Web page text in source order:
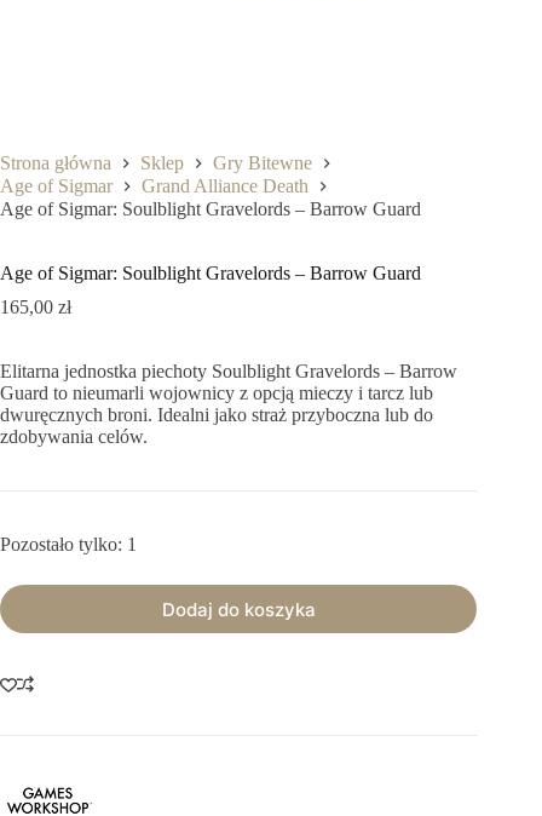
Strona główna Sklep
Gry Bitewne
Age of Sigmar
Grand Alliance Death
Age of Sigmar: Soulblight Gravelords – Barrow Guard
Age of Sigmar: Soulblight Gravelords – Barrow Guard
165,00 zł
Elitarna jednostka piechoty Soulblight Gravelords – Barrow
Guard to nieumarli wojownicy z opcją mieczy i tarcz lub
dwuręcznych broni. Idealni jako straż przyboczna lub do
zdobywania celów.
Pozostało tylko: 1
Dodaj do koszyka